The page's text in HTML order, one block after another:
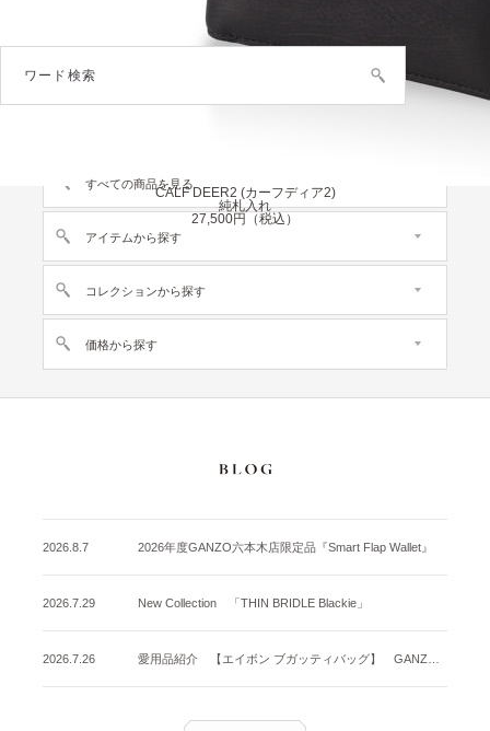
CALF DEER2 (カーフディア2)
純札入れ
27,500円（税込）
すべての商品を見る
アイテムから探す
コレクションから探す
価格から探す
2026.8.7 2026年度GANZO六本木店限定品『Smart Flap Wallet』
2026.7.29 New Collection 「THIN BRIDLE Blackie」
2026.7.26